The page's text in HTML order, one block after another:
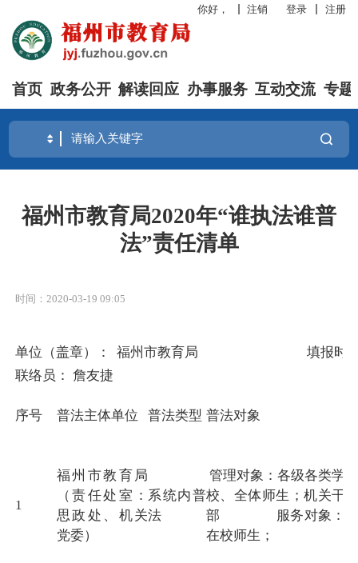
你好， 注销 登录 注册
首页 政务公开 解读回应 办事服务 互动交流 专题
福州市教育局2020年“谁执法谁普
法”责任清单
时间：2020-03-19 09:05
单位（盖章）： 福州市教育局 填报时间：
联络员： 詹友捷 联系方式
序号 普法主体单位 普法类型 普法对象
1
福州市教育局
（责任处室：
思政处、机关
党委）
系统内普
法
管理对象：各级各类学
校、全体师生；机关干
部 服务对象：
在校师生；